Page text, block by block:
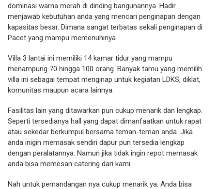
dominasi warna merah di dinding bangunannya. Hadir
menjawab kebutuhan anda yang mencari penginapan dengan
kapasitas besar. Dimana sangat terbatas sekali penginapan di
Pacet yang mampu memenuhinya.
Villa 3 lantai ini memiliki 14 kamar tidur yang mampu
menampung 70 hingga 100 orang. Banyak tamu yang memilih
villa ini sebagai tempat menginap untuk kegiatan LDKS, diklat,
komunitas maupun acara lainnya.
Fasilitas lain yang ditawarkan pun cukup menarik dan lengkap.
Seperti tersedianya hall yang dapat dimanfaatkan untuk rapat
atau sekedar berkumpul bersama teman-teman anda. Jika
anda inigin memasak sendiri dapur pun tersedia lengkap
dengan peralatannya. Namun jika tidak ingin repot memasak
anda bisa memesan catering dari kami.
Nah untuk pemandangan nya cukup menarik ya. Anda bisa